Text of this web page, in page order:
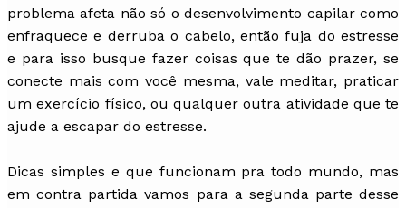
problema afeta não só o desenvolvimento capilar como
enfraquece e derruba o cabelo, então fuja do estresse
e para isso busque fazer coisas que te dão prazer, se
conecte mais com você mesma, vale meditar, praticar
um exercício físico, ou qualquer outra atividade que te
ajude a escapar do estresse.
Dicas simples e que funcionam pra todo mundo, mas
em contra partida vamos para a segunda parte desse